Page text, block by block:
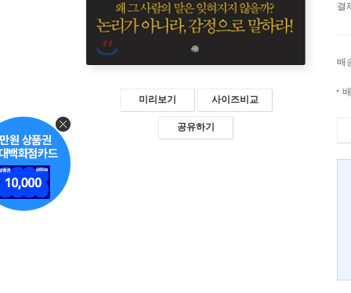
미리보기 사이즈비교
공유하기
결
배